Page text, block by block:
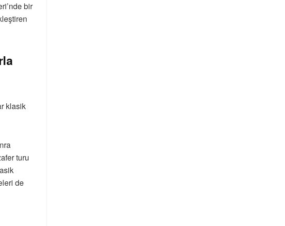
bir
klasik
turu
de